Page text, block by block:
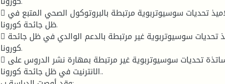
 واجه التلاميذ تحديات سوسيوتربوية مرتبطة بالبروتوكول الصحي المتبع في
ظل جائحة كورونا.
 واجه التلاميذ تحديات سوسيوتربوية غير مرتبطة بالدعم الوالدي في ظل جائحة
كورونا.
 واجه الأساتذة تحديات سوسيوتربوية غير مرتبطة بمهارة نشر الدروس على
الانترنيت في ظل جائحة كورونا..